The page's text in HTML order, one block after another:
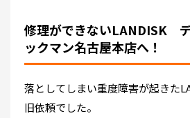
修理ができないLANDISK
ックマン名古屋本店へ！
落としてしまい重度障害が起きた
旧依頼でした。